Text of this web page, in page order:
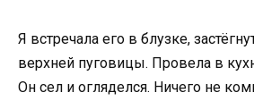
Я встречала его в блузке,
верхней пуговицы. Провела в
Он сел и огляделся. Ничего не